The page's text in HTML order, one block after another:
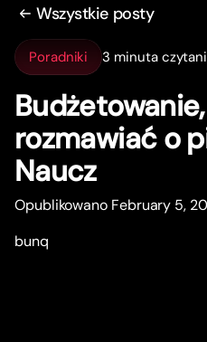
Wszystkie posty
Poradniki 3 minuta
rozmawiać o
Naucz
Opublikowano February 5,
bunq